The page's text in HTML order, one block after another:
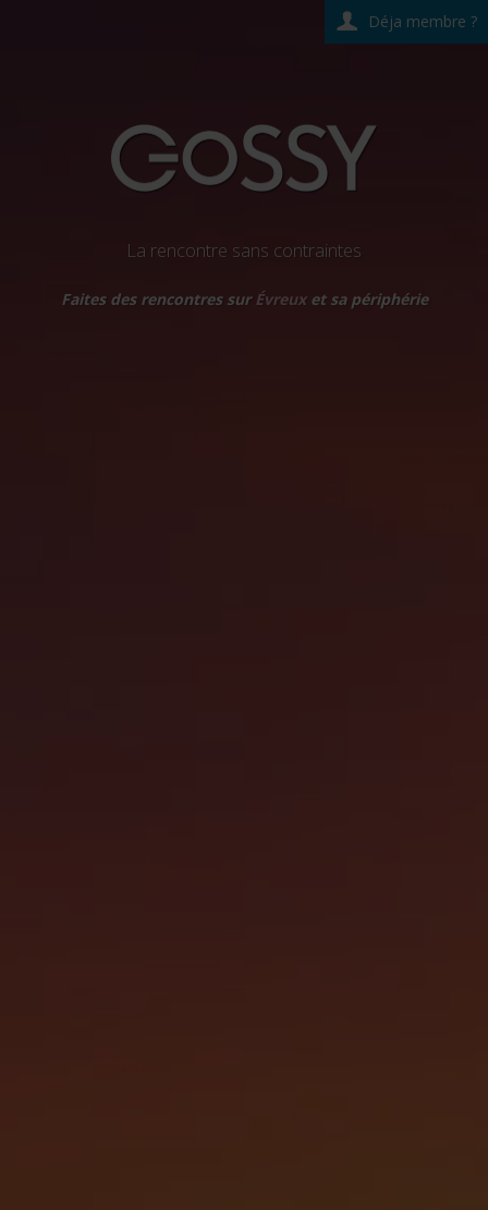
Déja membre ?
La rencontre sans contraintes
Faites des rencontres surÉvreuxet sa périphérie